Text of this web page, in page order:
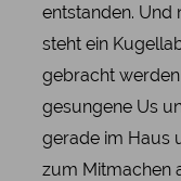
entstanden. Und
steht ein
gebracht
gesungene Us
gerade im Haus
zum Mitmachen